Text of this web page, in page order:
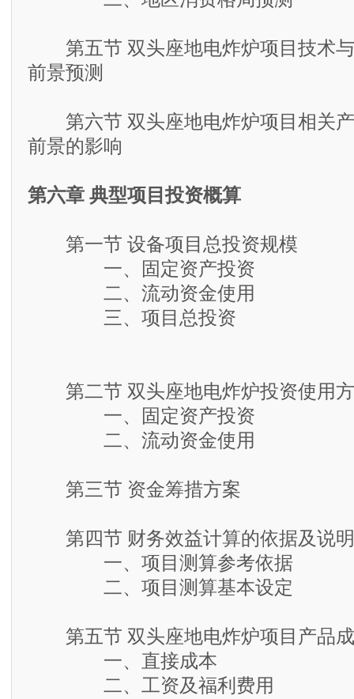
第五节 双头座地电炸炉项目技术与
前景预测
第六节 双头座地电炸炉项目相关产
前景的影响
第六章 典型项目投资概算
第一节 设备项目总投资规模
一、固定资产投资
二、流动资金使用
三、项目总投资
第二节 双头座地电炸炉投资使用
一、固定资产投资
二、流动资金使用
第三节 资金筹措方案
第四节 财务效益计算的依据及说明
一、项目测算参考依据
二、项目测算基本设定
第五节 双头座地电炸炉项目产品
一、直接成本
二、工资及福利费用